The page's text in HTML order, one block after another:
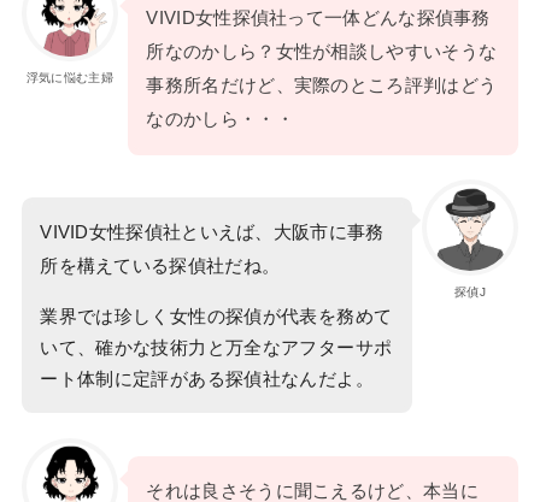
浮気に悩む主婦
VIVID女性探偵社って一体どんな探偵事務
所なのかしら？女性が相談しやすいそうな
事務所名だけど、実際のところ評判はどう
なのかしら・・・
探偵J
VIVID女性探偵社といえば、大阪市に事務
所を構えている探偵社だね。
業界では珍しく女性の探偵が代表を務めて
いて、確かな技術力と万全なアフターサポ
ート体制に定評がある探偵社なんだよ。
それは良さそうに聞こえるけど、本当に